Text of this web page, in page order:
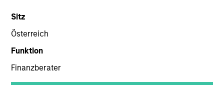
Sitz
Österreich
Funktion
Finanzberater
The BEAT™ for Q3 2026 - August
05-AUG-2026
Use The BEAT™ as your timely resource for the